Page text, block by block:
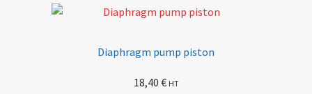
Diaphragm pump piston
18,40 € HT